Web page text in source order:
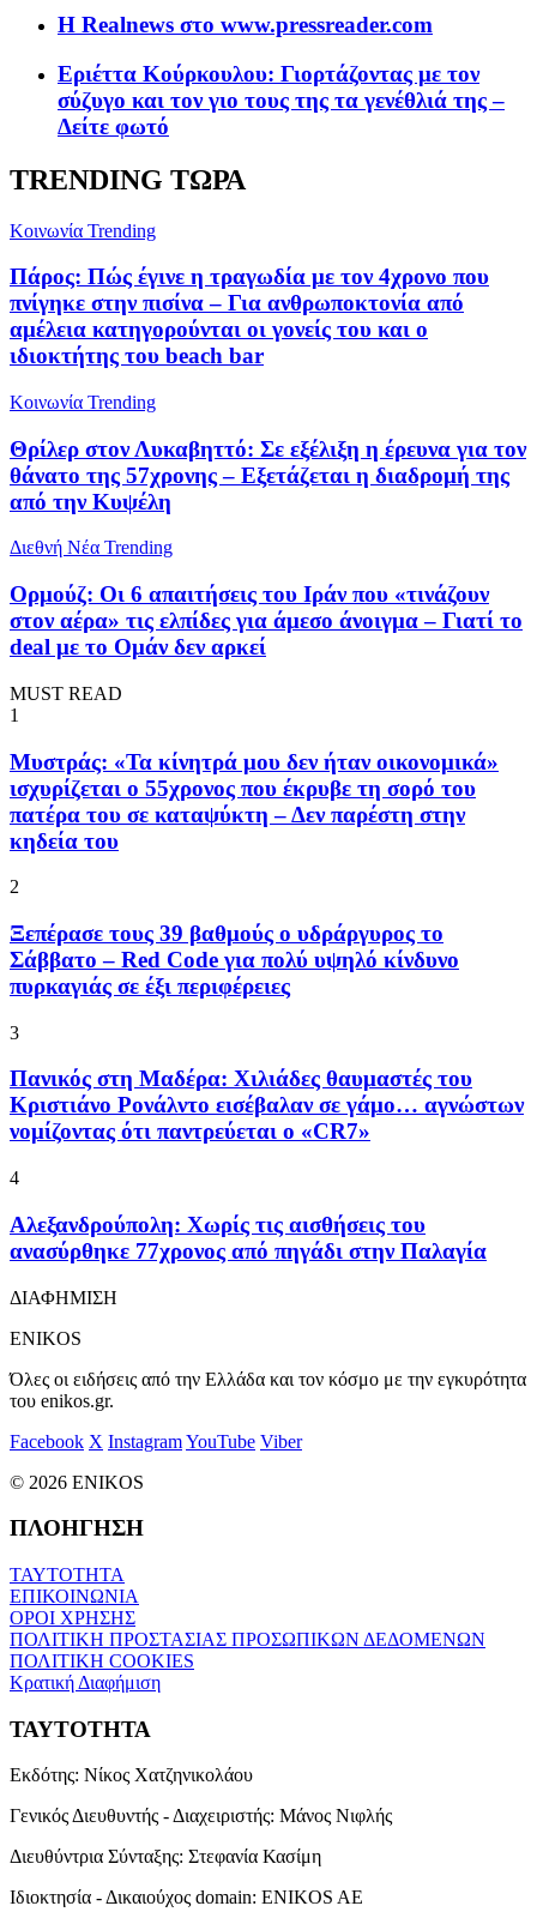
Η Realnews στο www.pressreader.com
Εριέττα Κούρκουλου: Γιορτάζοντας με τον
σύζυγo και τον γιο τους της τα γενέθλιά της –
Δείτε φωτό
TRENDING ΤΩΡΑ
Κοινωνία Trending
Πάρος: Πώς έγινε η τραγωδία με τον 4χρονο που
πνίγηκε στην πισίνα – Για ανθρωποκτονία από
αμέλεια κατηγορούνται οι γονείς του και ο
ιδιοκτήτης του beach bar
Κοινωνία Trending
Θρίλερ στον Λυκαβηττό: Σε εξέλιξη η έρευνα για τον
θάνατο της 57χρονης – Εξετάζεται η διαδρομή της
από την Κυψέλη
Διεθνή Νέα Trending
Ορμούζ: Οι 6 απαιτήσεις του Ιράν που «τινάζουν
στον αέρα» τις ελπίδες για άμεσο άνοιγμα – Γιατί το
deal με το Ομάν δεν αρκεί
MUST READ
1
Μυστράς: «Τα κίνητρά μου δεν ήταν οικονομικά»
ισχυρίζεται ο 55χρονος που έκρυβε τη σορό του
πατέρα του σε καταψύκτη – Δεν παρέστη στην
κηδεία του
2
Ξεπέρασε τους 39 βαθμούς ο υδράργυρος το
Σάββατο – Red Code για πολύ υψηλό κίνδυνο
πυρκαγιάς σε έξι περιφέρειες
3
Πανικός στη Μαδέρα: Χιλιάδες θαυμαστές του
Κριστιάνο Ρονάλντο εισέβαλαν σε γάμο… αγνώστων
νομίζοντας ότι παντρεύεται ο «CR7»
4
Αλεξανδρούπολη: Χωρίς τις αισθήσεις του
ανασύρθηκε 77χρονος από πηγάδι στην Παλαγία
ΔΙΑΦΗΜΙΣΗ
ENIKOS
Όλες οι ειδήσεις από την Ελλάδα και τον κόσμο με την εγκυρότητα
του enikos.gr.
Facebook X InstagramYouTube Viber
© 2026 ENIKOS
ΠΛΟΗΓΗΣΗ
ΤΑΥΤΟΤΗΤΑ
ΕΠΙΚΟΙΝΩΝΙΑ
ΟΡΟΙ ΧΡΗΣΗΣ
ΠΟΛΙΤΙΚΗ ΠΡΟΣΤΑΣΙΑΣ ΠΡΟΣΩΠΙΚΩΝ ΔΕΔΟΜΕΝΩΝ
ΠΟΛΙΤΙΚΗ COOKIES
Κρατική Διαφήμιση
ΤΑΥΤΟΤΗΤΑ
Εκδότης: Νίκος Χατζηνικολάου
Γενικός Διευθυντής - Διαχειριστής: Μάνος Νιφλής
Διευθύντρια Σύνταξης: Στεφανία Κασίμη
Ιδιοκτησία - Δικαιούχος domain: ENIKOS AE